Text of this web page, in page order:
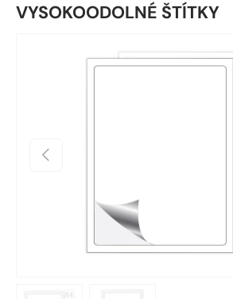
VYSOKOODOLNÉ ŠTÍTKY
Prejsť na informácie o produkte
Predchádzajúci